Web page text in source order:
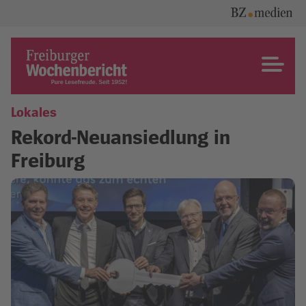
content
Freiburger Wochenbericht
Lokales
Rekord-Neuansiedlung in
Freiburg